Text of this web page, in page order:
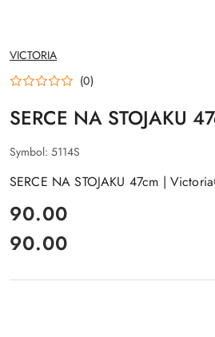
NAZWA
PRODUCENTA:
VICTORIA
(0)
SERCE NA STOJAKU
Symbol: 5114S
SERCE NA STOJAKU 47cm |
cena:
90.00
Cena:
90.00